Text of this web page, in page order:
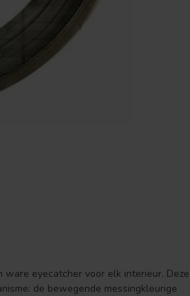
ware eyecatcher voor elk interieur. Deze
de bewegende messingkleurige